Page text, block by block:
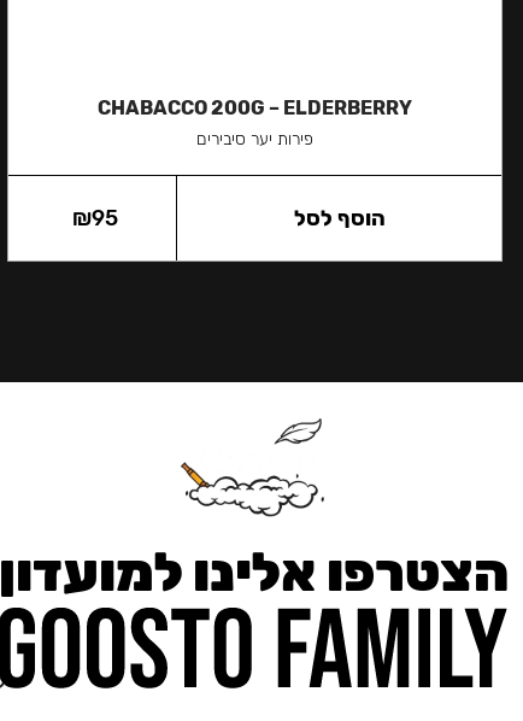
CHABACCO 200G – ELDERBERRY
פירות יער סיבירים
₪95 הוסף לסל
הצטרפו אלינו למועדון